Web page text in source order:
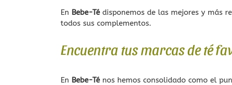
Café Blend Tueste Italiano Té blanco
En Bebe-Tédisponemos de las mejores y más
todos sus complementos.
Encuentra tus marcas de té
En Bebe-Ténos hemos consolidado como el